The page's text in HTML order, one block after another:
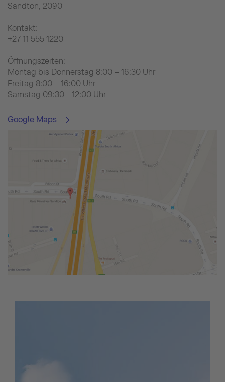
Sandton, 2090
Kontakt:
+27 11 555 1220
Öffnungszeiten:
Montag bis Donnerstag 8:00 – 16:30 Uhr
Freitag 8:00 – 16:00 Uhr
Samstag 09:30 - 12:00 Uhr
Google Maps